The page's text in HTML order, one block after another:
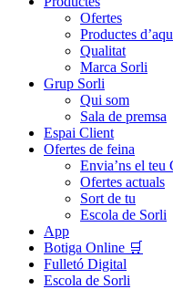
Ofertes
Productes
Qualitat
Marca Sorli
Grup Sorli
Qui som
Sala de premsa
Espai Client
Ofertes de feina
Envia’ns el teu
Ofertes actuals
Sort de tu
Escola de Sorli
App
Botiga Online 🛒
Fulletó Digital
Escola de Sorli